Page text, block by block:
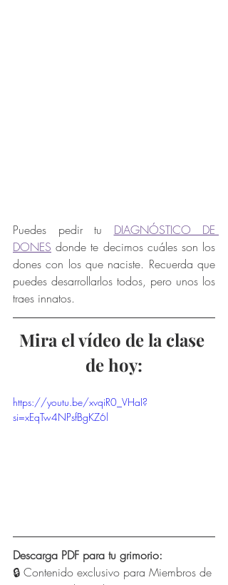
Puedes pedir tu DIAGNÓSTICO DE
DONES donde te decimos cuáles son los
dones con los que naciste. Recuerda que
puedes desarrollarlos todos, pero unos los
traes innatos.
Mira el vídeo de la clase
de hoy:
https://youtu.be/xvqiR0_VHaI?
si=xEqTw4NPsfBgKZ6l
Descarga PDF para tu grimorio:
🔒 Contenido exclusivo para Miembros de